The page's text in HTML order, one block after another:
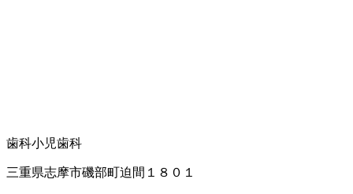
歯科小児歯科
三重県志摩市磯部町迫間１８０１